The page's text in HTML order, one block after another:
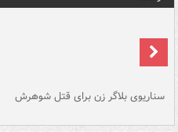
سناریوی بلاگر زن برای قتل شوهرش